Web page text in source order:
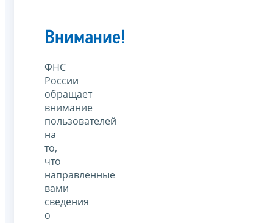
Внимание!
ФНС
России
обращает
внимание
пользователей
на
то,
что
направленные
вами
сведения
о